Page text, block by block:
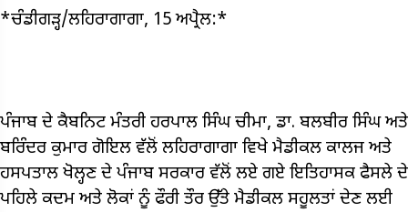
*ਚੰਡੀਗੜ੍ਹ/ਲਹਿਰਾਗਾਗਾ, 15 ਅਪ੍ਰੈਲ:*
ਪੰਜਾਬ ਦੇ ਕੈਬਨਿਟ ਮੰਤਰੀ ਹਰਪਾਲ ਸਿੰਘ ਚੀਮਾ, ਡਾ. ਬਲਬੀਰ ਸਿੰਘ ਅਤੇ
ਬਰਿੰਦਰ ਕੁਮਾਰ ਗੋਇਲ ਵੱਲੋਂ ਲਹਿਰਾਗਾਗਾ ਵਿਖੇ ਮੈਡੀਕਲ ਕਾਲਜ ਅਤੇ
ਹਸਪਤਾਲ ਖੋਲ੍ਹਣ ਦੇ ਪੰਜਾਬ ਸਰਕਾਰ ਵੱਲੋਂ ਲਏ ਗਏ ਇਤਿਹਾਸਕ ਫੈਸਲੇ ਦੇ
ਪਹਿਲੇ ਕਦਮ ਅਤੇ ਲੋਕਾਂ ਨੂੰ ਫੌਰੀ ਤੌਰ ਉੱਤੇ ਮੈਡੀਕਲ ਸਹੂਲਤਾਂ ਦੇਣ ਲਈ